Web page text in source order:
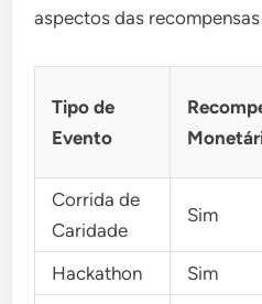
aspectos das
Tipo de
Evento
Corrida de
Caridade
Sim
Hackathon Sim